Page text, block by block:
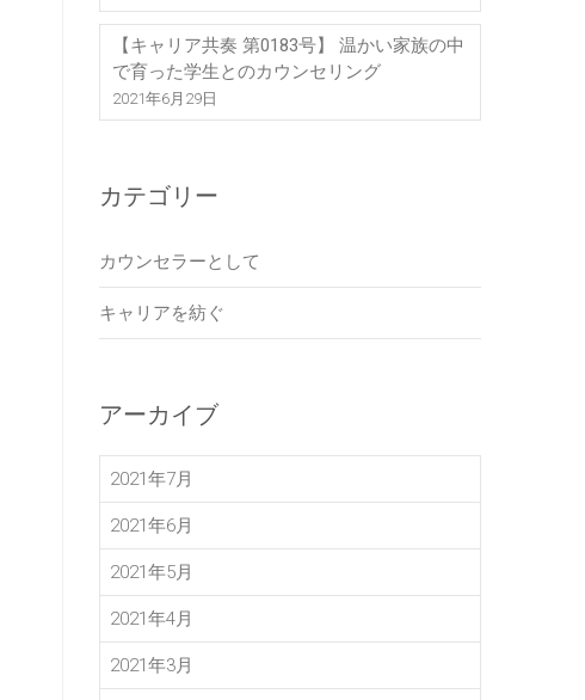
【キャリア共奏 第0183号】 温かい家族の中
で育った学生とのカウンセリング
2021年6月29日
カテゴリー
カウンセラーとして
キャリアを紡ぐ
アーカイブ
2021年7月
2021年6月
2021年5月
2021年4月
2021年3月